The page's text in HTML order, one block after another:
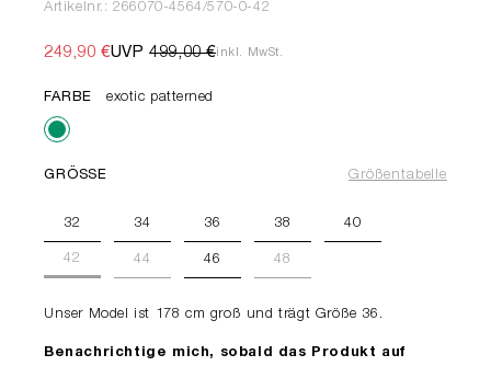
Artikelnr.: 266070-4564/570-0-42
249,90 €UVP499,00 €inkl. MwSt.
FARBE exotic patterned
GRÖSSE Größentabelle
32 34 36 38 40
42 44 46 48
Unser Model ist 178 cm groß und trägt Größe 36.
Benachrichtige mich, sobald das Produkt auf